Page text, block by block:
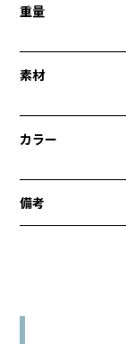
重量
素材
カラー
備考